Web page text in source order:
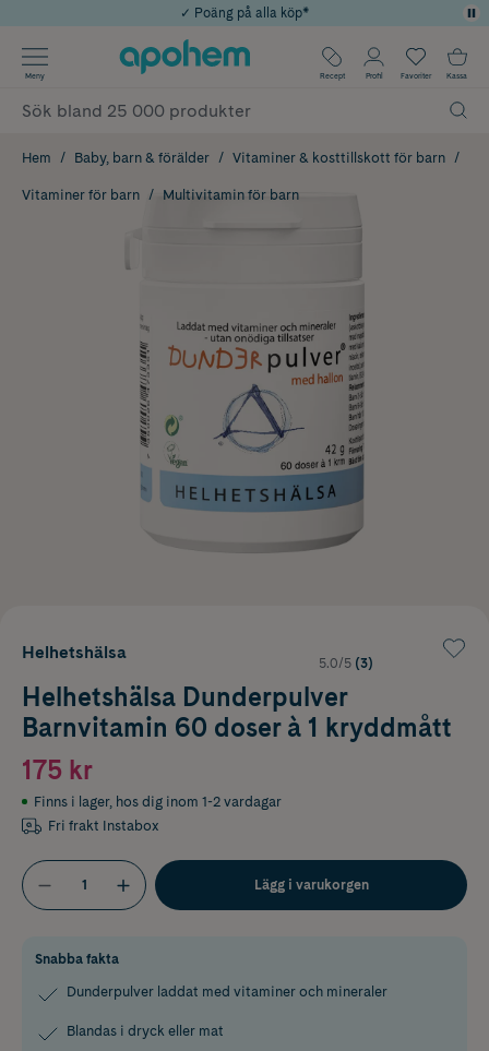
Årets Butik 2025 inom Skönhet
Använd kod: SOMMAR20 för 20% över 649kr
✓ Rådgivning från farmaceuter & hudterapeuter
✓ Poäng på alla köp*
Meny Recept Profil Favoriter Kassa
Hem Baby, barn & förälder Vitaminer & kosttillskott för barn
Vitaminer för barn Multivitamin för barn
Helhetshälsa
5.0/5 (3)
Helhetshälsa Dunderpulver
Barnvitamin 60 doser à 1 kryddmått
175 kr
Finns i lager, hos dig inom 1-2 vardagar
Fri frakt Instabox
Lägg i varukorgen
Snabba fakta
Dunderpulver laddat med vitaminer och mineraler
Blandas i dryck eller mat